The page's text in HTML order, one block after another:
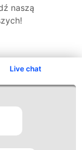
Live chat
naszą